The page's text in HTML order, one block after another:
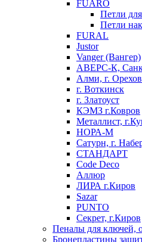
FUARO
Петли
Петли
FURAL
Justor
Vanger (Вангер)
АВЕРС-К,
Алми, г.
г. Воткинск
г. Златоуст
КЭМЗ г.Ковров
Металлист,
НОРА-М
Сатурн, г.
СТАНДАРТ
Code Deco
Аллюр
ЛИРА г.Киров
Sazar
PUNTO
Секрет, г.Киров
Пеналы для ключей,
Бронепластины